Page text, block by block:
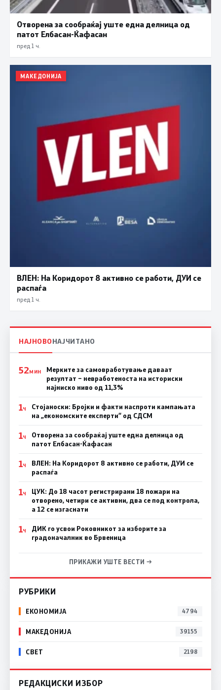
Отворена за сообраќај уште една делница од
патот Елбасан-Ќафасан
пред 1 ч.
МАКЕДОНИЈА
ВЛЕН: На Коридорот 8 активно се работи, ДУИ се
распаѓа
пред 1 ч.
НАЈНОВОНАЈЧИТАНО
52МИН
Мерките за самовработување даваат
резултат – невработеноста на историски
најниско ниво од 11,3%
1Ч
Стојаноски: Бројки и факти наспроти кампањата
на „економските експерти“ од СДСM
1Ч
Отворена за сообраќај уште една делница од
патот Елбасан-Ќафасан
1Ч
ВЛЕН: На Коридорот 8 активно се работи, ДУИ се
распаѓа
1Ч
ЦУК: До 18 часот регистрирани 18 пожари на
отворено, четири се активни, два се под контрола,
а 12 се изгаснати
1Ч
ДИК го усвои Роковникот за изборите за
градоначалник во Брвеница
ПРИКАЖИ УШТЕ ВЕСТИ →
РУБРИКИ
ЕКОНОМИЈА 4794
МАКЕДОНИЈА 39155
СВЕТ 2198
РЕДАКЦИСКИ ИЗБОР